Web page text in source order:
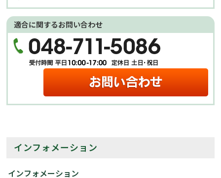
適合に関するお問い合わせ
インフォメーション
インフォメーション